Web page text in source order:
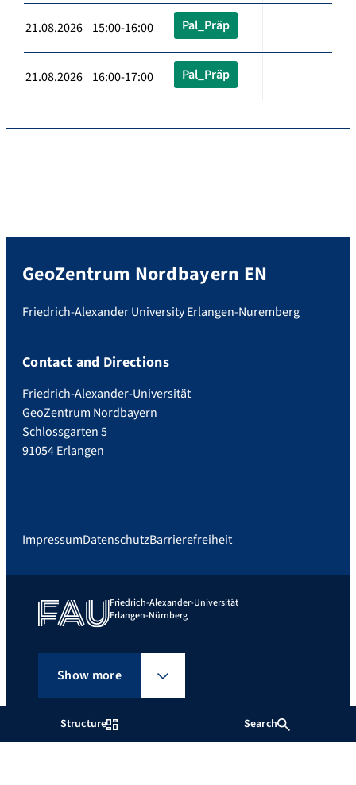
Structure Search
21.08.2026 15:00-16:00 Pal_Präp
21.08.2026 16:00-17:00 Pal_Präp
GeoZentrum Nordbayern EN
Friedrich-Alexander University Erlangen-Nuremberg
Contact and Directions
Friedrich-Alexander-Universität
GeoZentrum Nordbayern
Schlossgarten 5
91054 Erlangen
ImpressumDatenschutzBarrierefreiheit
Friedrich-Alexander-Universität
Erlangen-Nürnberg
Show more